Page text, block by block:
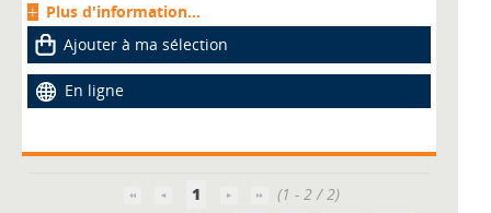
Plus d'information...
Ajouter à ma sélection
En ligne
1
(1 - 2 / 2)